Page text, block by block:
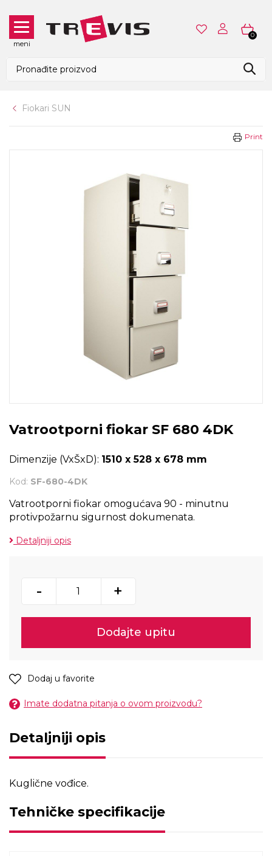
meni
0
Fiokari SUN
Print
Vatrootporni fiokar SF 680 4DK
Dimenzije (VxŠxD): 1510 x 528 x 678 mm
Kod: SF-680-4DK
Vatrootporni fiokar omogućava 90 - minutnu
protivpožarnu sigurnost dokumenata.
Detaljniji opis
- +
Dodajte upitu
Dodaj u favorite
Imate dodatna pitanja o ovom proizvodu?
Detaljniji opis
Kuglične vođice.
Tehničke specifikacije